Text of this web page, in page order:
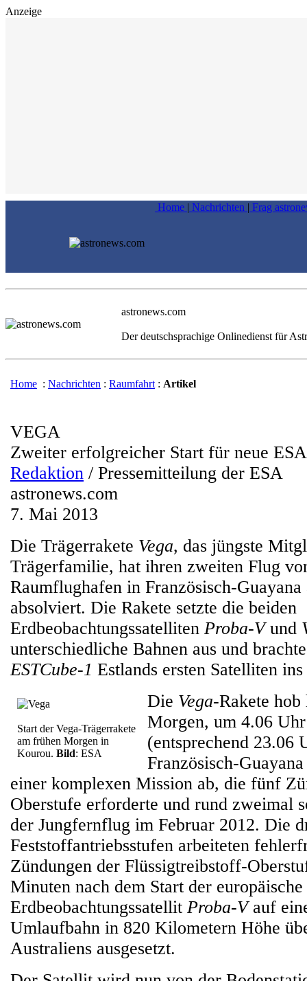
Anzeige
Home | Nachrichten | Frag
astronews.com
Der deutschsprachige Onlinedienst für
Home : Nachrichten : Raumfahrt : Artikel
VEGA
Zweiter erfolgreicher Start für neue
Redaktion / Pressemitteilung der ESA
astronews.com
7. Mai 2013
Die Trägerrakete Vega, das jüngste
Trägerfamilie, hat ihren zweiten Flug
Raumflughafen in Französisch-
absolviert. Die Rakete setzte die beiden
Erdbeobachtungssatelliten Proba-Vund
unterschiedliche Bahnen aus und
ESTCube-1 Estlands ersten Satelliten
Start der Vega-Trägerrakete
am frühen Morgen in
Kourou. Bild: ESA
Die Vega-Rakete
Morgen, um 4.06
(entsprechend 23.06
Französisch-
einer komplexen Mission ab, die fünf
Oberstufe erforderte und rund zweimal
der Jungfernflug im Februar 2012. Die
Feststoffantriebsstufen arbeiteten
Zündungen der Flüssigtreibstoff-
Minuten nach dem Start der europäische
Erdbeobachtungssatellit Proba‑Vauf
Umlaufbahn in 820 Kilometern Höhe
Australiens ausgesetzt.